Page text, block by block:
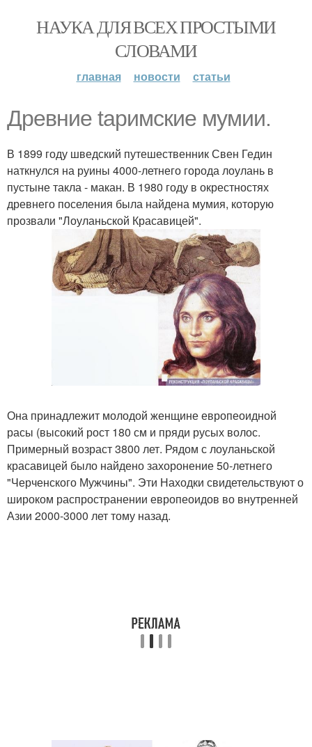
НАУКА ДЛЯ ВСЕХ ПРОСТЫМИ
СЛОВАМИ
главная новости статьи
Древние tapимские мумии.
В 1899 году шведский путешественник Свен Гедин
наткнулся на руины 4000-летнего города лоулань в
пустыне такла - макан. В 1980 году в окрестностях
древнего поселения была найдена мумия, которую
прозвали "Лоуланьской Красавицей".
Она принадлежит молодой женщине европеоидной
расы (высокий рост 180 см и пряди русых волос.
Примерный возраст 3800 лет. Рядом с лоуланьской
красавицей было найдено захоронение 50-летнего
"Черченского Мужчины". Эти Находки свидетельствуют о
широком распространении европеоидов во внутренней
Азии 2000-3000 лет тому назад.